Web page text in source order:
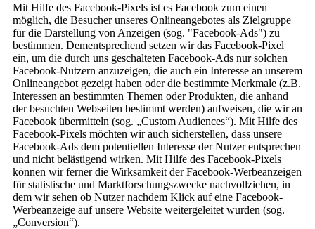
Mit Hilfe des Facebook-Pixels ist es Facebook zum einen
möglich, die Besucher unseres Onlineangebotes als Zielgruppe
für die Darstellung von Anzeigen (sog. "Facebook-Ads") zu
bestimmen. Dementsprechend setzen wir das Facebook-Pixel
ein, um die durch uns geschalteten Facebook-Ads nur solchen
Facebook-Nutzern anzuzeigen, die auch ein Interesse an unserem
Onlineangebot gezeigt haben oder die bestimmte Merkmale (z.B.
Interessen an bestimmten Themen oder Produkten, die anhand
der besuchten Webseiten bestimmt werden) aufweisen, die wir an
Facebook übermitteln (sog. „Custom Audiences“). Mit Hilfe des
Facebook-Pixels möchten wir auch sicherstellen, dass unsere
Facebook-Ads dem potentiellen Interesse der Nutzer entsprechen
und nicht belästigend wirken. Mit Hilfe des Facebook-Pixels
können wir ferner die Wirksamkeit der Facebook-Werbeanzeigen
für statistische und Marktforschungszwecke nachvollziehen, in
dem wir sehen ob Nutzer nachdem Klick auf eine Facebook-
Werbeanzeige auf unsere Website weitergeleitet wurden (sog.
„Conversion“).